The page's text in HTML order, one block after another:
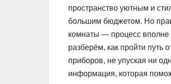
пространство уютным и
большим бюджетом. Но
комнаты — процесс
разберём, как пройти путь
приборов, не упуская ни
информация, которая